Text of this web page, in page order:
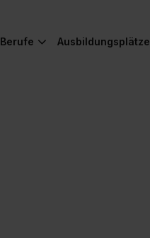
Berufe Ausbildungsplätze